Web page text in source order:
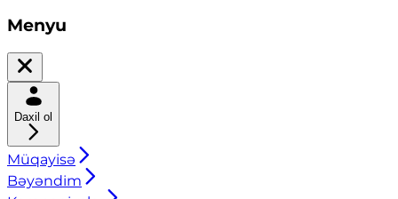
Menyu
Daxil ol
Müqayisə
Bəyəndim